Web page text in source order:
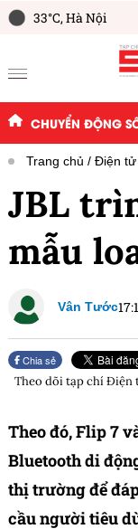
33°C,Hà Nội
CHUYỂN ĐỘNG
Trang chủ Điện tử
JBL
mẫu
Vân Tước
Chia sẻ
Theo dõi tạp chíĐiện
Theo đó, Flip 7
Bluetooth di
thị trường để
cầu người tiêu